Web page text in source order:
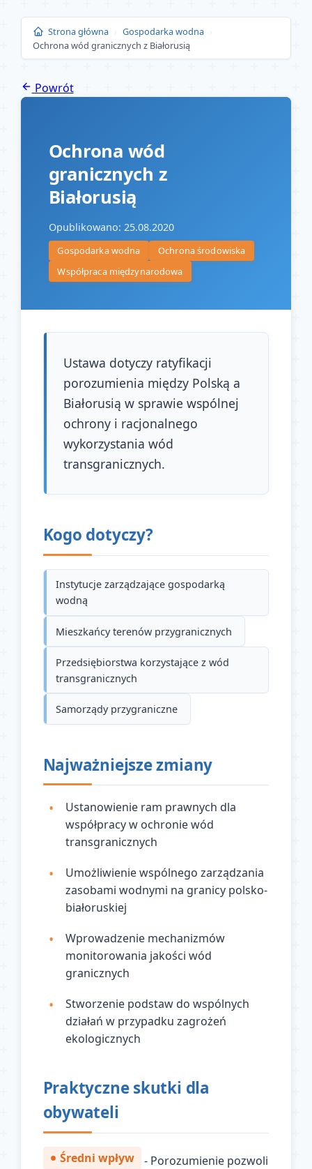
treści
Strona główna › Gospodarka wodna ›
Ochrona wód granicznych z Białorusią
Powrót
Ochrona wód
granicznych z
Białorusią
Opublikowano: 25.08.2020
Gospodarka wodna
Ochrona środowiska
Współpraca międzynarodowa
Ustawa dotyczy ratyfikacji
porozumienia między Polską a
Białorusią w sprawie wspólnej
ochrony i racjonalnego
wykorzystania wód
transgranicznych.
Kogo dotyczy?
Instytucje zarządzające gospodarką
wodną
Mieszkańcy terenów przygranicznych
Przedsiębiorstwa korzystające z wód
transgranicznych
Samorządy przygraniczne
Najważniejsze zmiany
Ustanowienie ram prawnych dla
współpracy w ochronie wód
transgranicznych
Umożliwienie wspólnego zarządzania
zasobami wodnymi na granicy polsko-
białoruskiej
Wprowadzenie mechanizmów
monitorowania jakości wód
granicznych
Stworzenie podstaw do wspólnych
działań w przypadku zagrożeń
ekologicznych
Praktyczne skutki dla
obywateli
Średni wpływ
- Porozumienie pozwoli